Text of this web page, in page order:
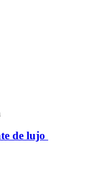
de lujo